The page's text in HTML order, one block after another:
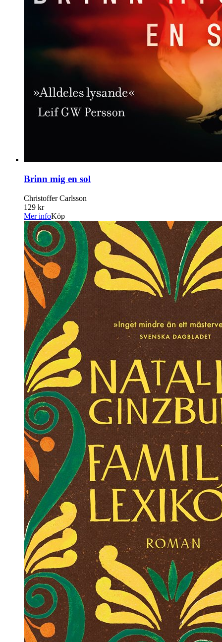
Brinn mig en sol
Christoffer Carlsson
129 kr
Mer infoKöp